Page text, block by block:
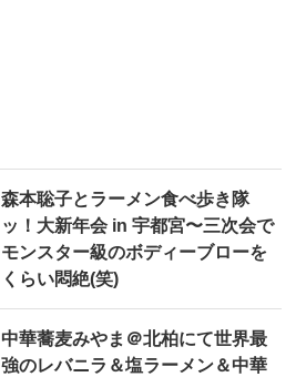
森本聡子とラーメン食べ歩き隊
ッ！大新年会 in 宇都宮〜三次会で
モンスター級のボディーブローを
くらい悶絶(笑)
中華蕎麦みやま＠北柏にて世界最
強のレバニラ＆塩ラーメン＆中華